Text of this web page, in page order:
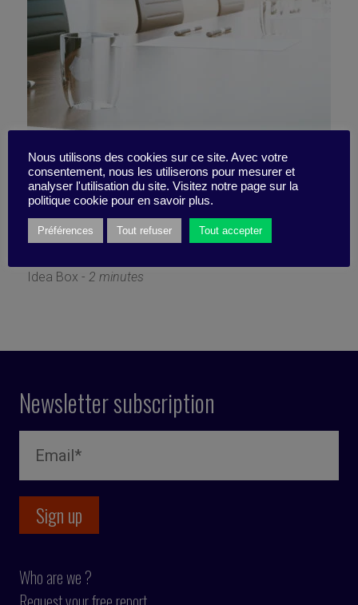
Does a meeting-free day
mean a fully focused day?
Idea Box - 2 minutes
Newsletter subscription
Who are we ?
Nous utilisons des cookies sur ce site. Avec votre
consentement, nous les utiliserons pour mesurer et
analyser l'utilisation du site. Visitez notre page sur la
politique cookie pour en savoir plus.
Préférences Tout refuser Tout accepter